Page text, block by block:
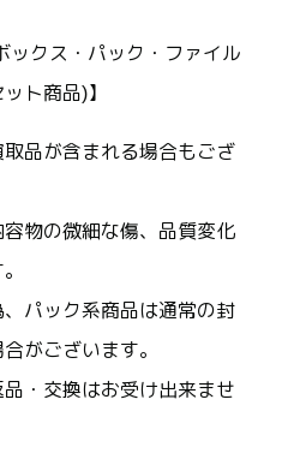
ックス・パック・ファイル
ト商品)】
品が含まれる場合もござ
物の微細な傷、品質変化
パック系商品は通常の封
がございます。
・交換はお受け出来ませ